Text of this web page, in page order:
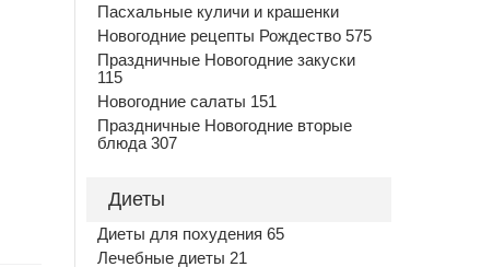
Пасхальные куличи и крашенки
Новогодние рецепты Рождество 575
Праздничные Новогодние закуски
115
Новогодние салаты 151
Праздничные Новогодние вторые
блюда 307
Диеты
Диеты для похудения 65
Лечебные диеты 21